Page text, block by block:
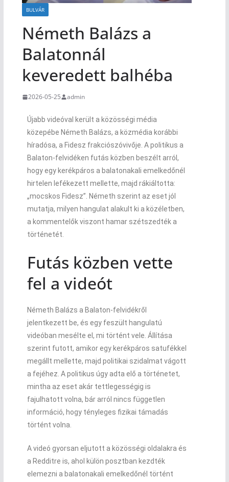
BULVÁR
Németh Balázs a
Balatonnál
keveredett balhéba
2026-05-25 admin
Újabb videóval került a közösségi média
közepébe Németh Balázs, a közmédia korábbi
híradósa, a Fidesz frakciószóvivője. A politikus a
Balaton-felvidéken futás közben beszélt arról,
hogy egy kerékpáros a balatonakali emelkedőnél
hirtelen lefékezett mellette, majd rákiáltotta:
„mocskos Fidesz”. Németh szerint az eset jól
mutatja, milyen hangulat alakult ki a közéletben,
a kommentelők viszont hamar szétszedték a
történetét.
Futás közben vette
fel a videót
Németh Balázs a Balaton-felvidékről
jelentkezett be, és egy feszült hangulatú
videóban mesélte el, mi történt vele. Állítása
szerint futott, amikor egy kerékpáros satufékkel
megállt mellette, majd politikai szidalmat vágott
a fejéhez. A politikus úgy adta elő a történetet,
mintha az eset akár tettlegességig is
fajulhatott volna, bár arról nincs független
információ, hogy tényleges fizikai támadás
történt volna.
A videó gyorsan eljutott a közösségi oldalakra és
a Redditre is, ahol külön posztban kezdték
elemezni a balatonakali emelkedőnél történt